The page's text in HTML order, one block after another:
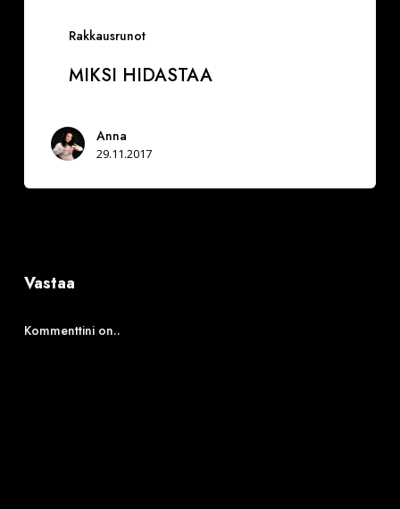
Rakkausrunot
MIKSI HIDASTAA
Anna
29.11.2017
Vastaa
Kommenttini on..